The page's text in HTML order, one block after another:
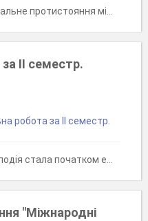
СРСР і його союзниками з одного боку та США та їх союзниками з іншого, що тривало із середини 1940-х і до початку 1990-х рр. це-
ІІ семестр.
робота за ІІ семестр.
початком економічного піднесення Японії після Другої світової війни?
"Міжнародні